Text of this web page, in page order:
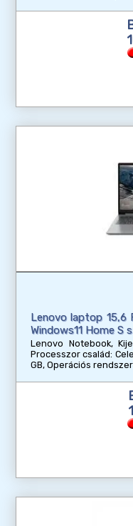
Lenovo laptop 15,6
Windows11 Home S
Lenovo Notebook,
Processzor család:
GB, Operációs